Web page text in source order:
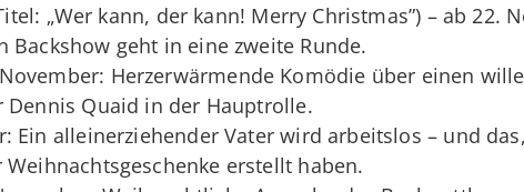
„Wer kann, der kann! Merry Christmas”) – ab 22.
Backshow geht in eine zweite Runde.
Herzerwärmende Komödie über einen
Quaid in der Hauptrolle.
Ein alleinerziehender Vater wird arbeitslos – und
erstellt haben.